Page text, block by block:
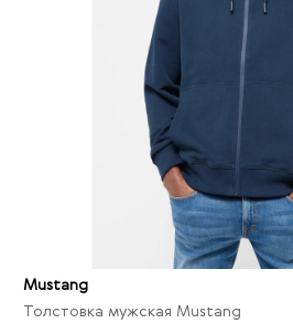
Mustang
Толстовка мужская Mustang